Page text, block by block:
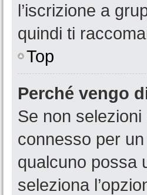
l’iscrizione a
quindi ti
Top
Perché vengo
Se non selezioni
connesso per
qualcuno possa
seleziona